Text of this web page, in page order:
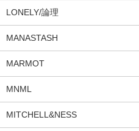
LONELY/論理
MANASTASH
MARMOT
MNML
MITCHELL&NESS